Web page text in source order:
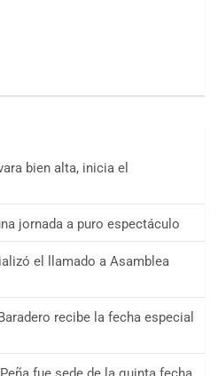
bien alta, inicia el
jornada a puro espectáculo
el llamado a Asamblea
recibe la fecha especial